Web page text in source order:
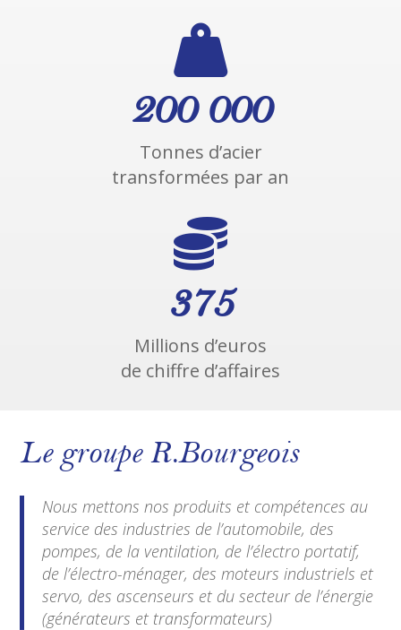

200 000
Tonnes d’acier
transformées par an

375
Millions d’euros
de chiffre d’affaires
Le groupe R.Bourgeois
Nous mettons nos produits et compétences au
service des industries de l’automobile, des
pompes, de la ventilation, de l’électro portatif,
de l’électro-ménager, des moteurs industriels et
servo, des ascenseurs et du secteur de l’énergie
(générateurs et transformateurs)